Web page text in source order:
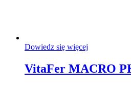
Dowiedz się więcej
VitaFer MACRO